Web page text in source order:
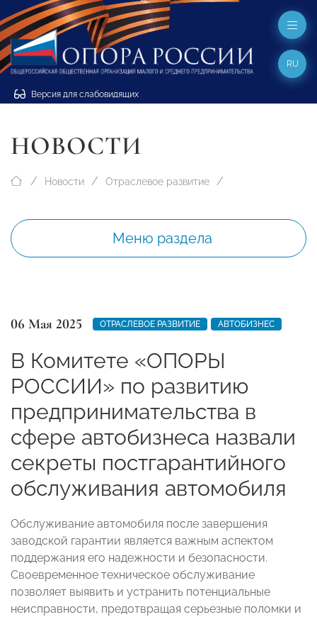
Версия для слабовидящих
RU
НОВОСТИ
Новости Отраслевое развитие
Меню раздела
06 Мая 2025 ОТРАСЛЕВОЕ РАЗВИТИЕ АВТОБИЗНЕС
В Комитете «ОПОРЫ
РОССИИ» по развитию
предпринимательства в
сфере автобизнеса назвали
секреты постгарантийного
обслуживания автомобиля
Обслуживание автомобиля после завершения
заводской гарантии является важным аспектом
поддержания его надежности и безопасности.
Своевременное техническое обслуживание
позволяет выявить и устранить потенциальные
неисправности, предотвращая серьезные поломки и